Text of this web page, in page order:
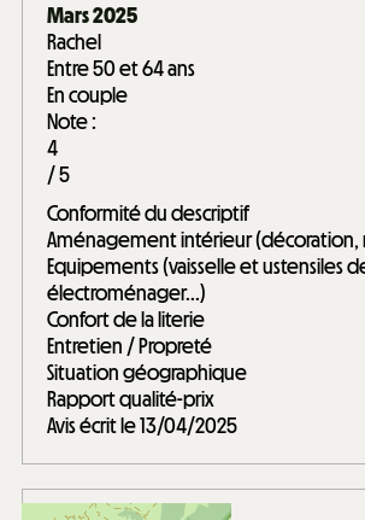
Mars 2025
Rachel
Entre 50 et 64 ans
En couple
Note :
4
/ 5
Conformité du descriptif
Aménagement intérieur (décoration,
Equipements (vaisselle et ustensiles
électroménager...)
Confort de la literie
Entretien / Propreté
Situation géographique
Rapport qualité-prix
Avis écrit le 13/04/2025